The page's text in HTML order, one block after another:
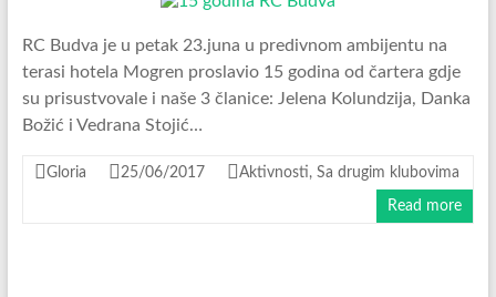
RC Budva je u petak 23.juna u predivnom ambijentu na
terasi hotela Mogren proslavio 15 godina od čartera gdje
su prisustvovale i naše 3 članice: Jelena Kolundzija, Danka
Božić i Vedrana Stojić…
Gloria 25/06/2017 Aktivnosti, Sa drugim klubovima
Read more